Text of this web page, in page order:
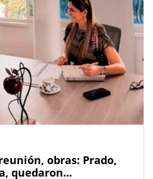
obras: Prado,
quedaron...